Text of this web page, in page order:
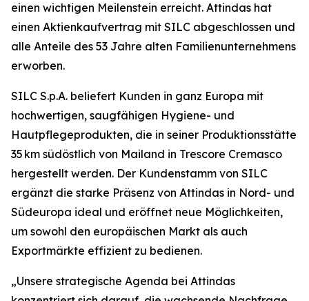
einen wichtigen Meilenstein erreicht. Attindas hat
einen Aktienkaufvertrag mit SILC abgeschlossen und
alle Anteile des 53 Jahre alten Familienunternehmens
erworben.
SILC S.p.A. beliefert Kunden in ganz Europa mit
hochwertigen, saugfähigen Hygiene- und
Hautpflegeprodukten, die in seiner Produktionsstätte
35 km südöstlich von Mailand in Trescore Cremasco
hergestellt werden. Der Kundenstamm von SILC
ergänzt die starke Präsenz von Attindas in Nord- und
Südeuropa ideal und eröffnet neue Möglichkeiten,
um sowohl den europäischen Markt als auch
Exportmärkte effizient zu bedienen.
„Unsere strategische Agenda bei Attindas